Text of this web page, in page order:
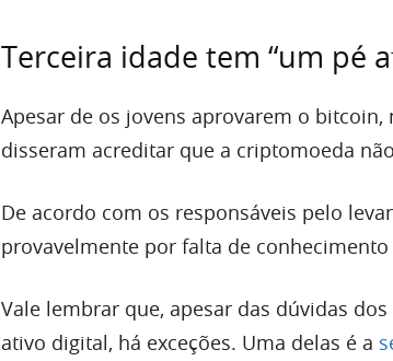
Terceira idade tem “um pé
Apesar de os jovens aprovarem o
disseram acreditar que a criptomoeda
De acordo com os responsáveis pelo
provavelmente por falta de conhecimento
Vale lembrar que, apesar das dúvidas
ativo digital, há exceções. Uma delas é a